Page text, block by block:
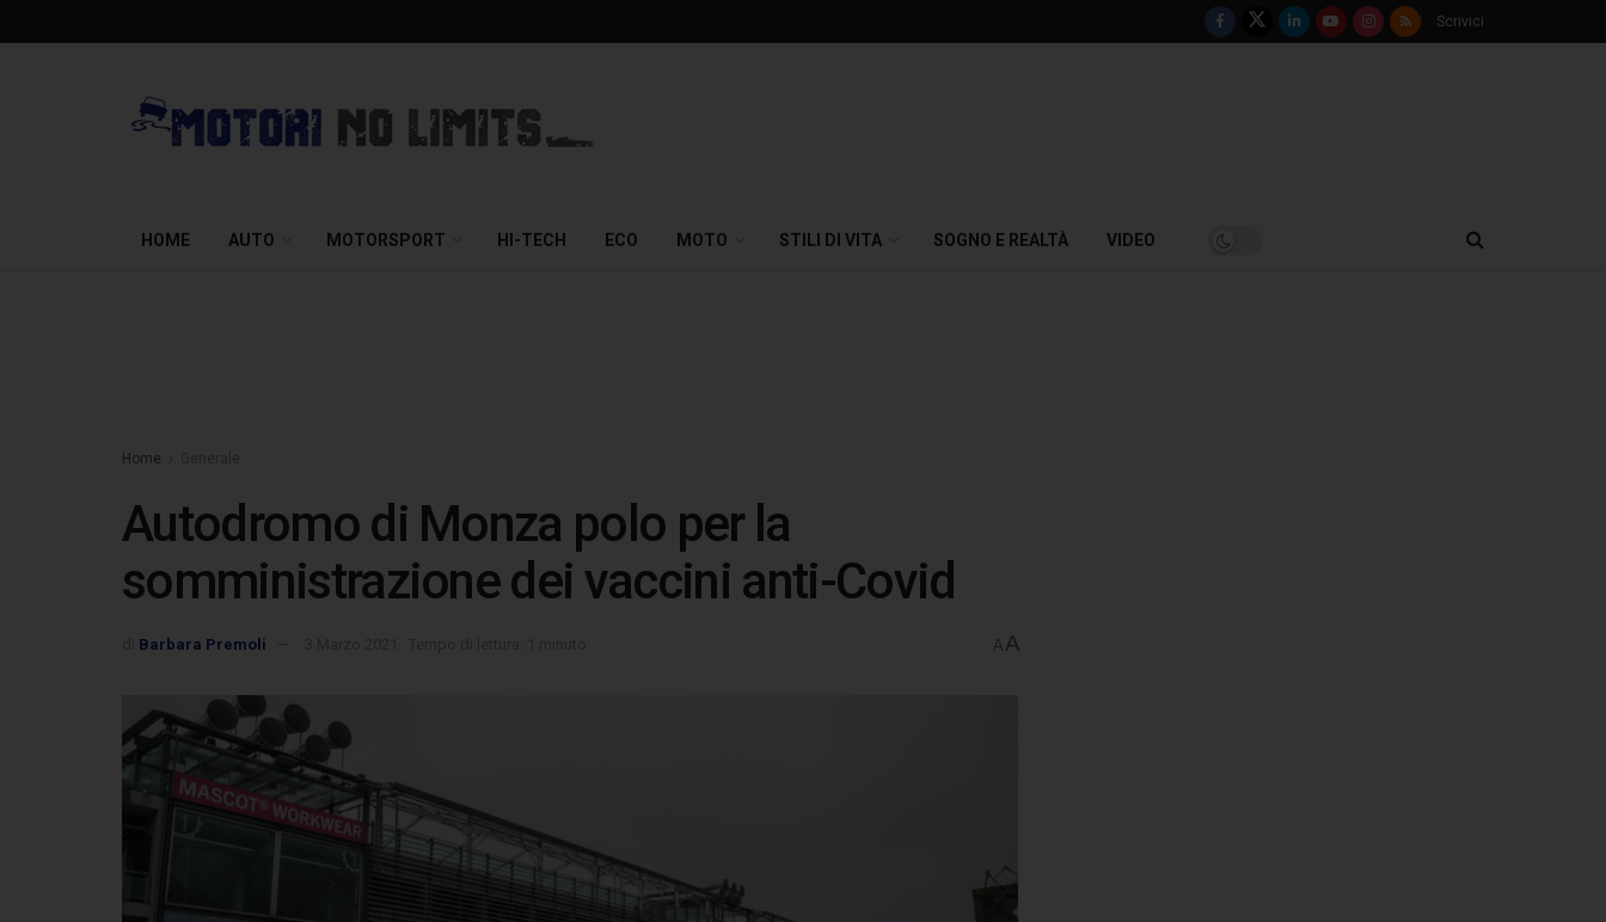
Scrivici
HOME AUTO MOTORSPORT HI-TECH ECO MOTO STILI DI VITA SOGNO E REALTÀ VIDEO
Home
Autodromo di Monza polo per la
somministrazione dei vaccini anti-Covid
Barbara Premoli A A